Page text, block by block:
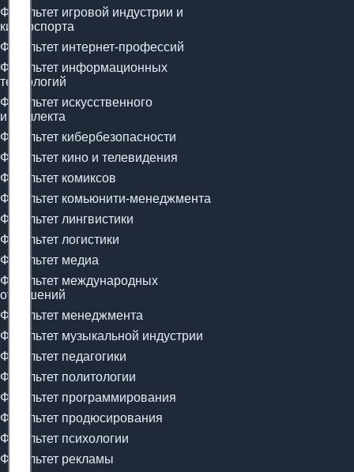
Факультет игровой индустрии и
киберспорта
Факультет интернет-профессий
Факультет информационных
технологий
Факультет искусственного
интеллекта
Факультет кибербезопасности
Факультет кино и телевидения
Факультет комиксов
Факультет комьюнити-менеджмента
Факультет лингвистики
Факультет логистики
Факультет медиа
Факультет международных
отношений
Факультет менеджмента
Факультет музыкальной индустрии
Факультет педагогики
Факультет политологии
Факультет программирования
Факультет продюсирования
Факультет психологии
Факультет рекламы